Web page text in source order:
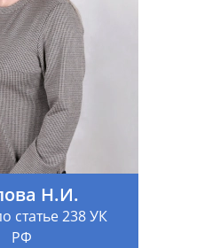
Н.И.
статье 238 УК
РФ